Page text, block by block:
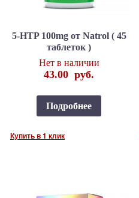
5-HTP 100mg от Natrol ( 45
таблеток )
Нет в наличии
43.00 руб.
Подробнее
Купить в 1 клик